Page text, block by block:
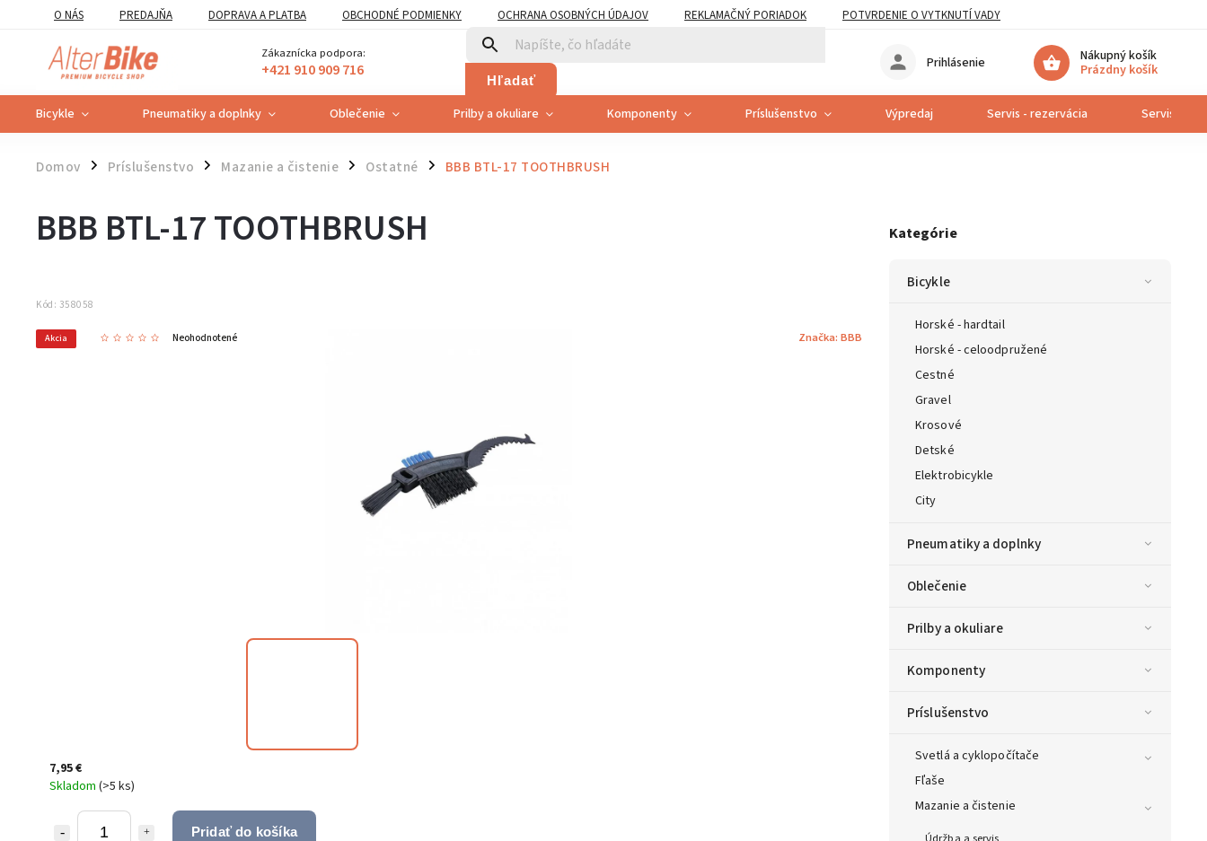
O NÁS PREDAJŇA DOPRAVA A PLATBA OBCHODNÉ PODMIENKY OCHRANA OSOBNÝCH ÚDAJOV REKLAMAČNÝ PORIADOK
POTVRDENIE O VYTKNUTÍ VADY
POUČENIE O UPLATNENÍ PRÁVA SPOTREBITEĽA NA ODSTÚPENIE
Zákaznícka podpora:
+421 910 909 716 Hľadať
Nákupný košík
Prázdny košík
Prihlásenie
Bicykle Pneumatiky a doplnky Oblečenie Prilby a okuliare Komponenty Príslušenstvo Výpredaj Servis - rezervácia Servis
Domov / Príslušenstvo / Mazanie a čistenie / Ostatné / BBB BTL-17 TOOTHBRUSH
Kategórie
Bicykle
Horské - hardtail
Horské - celoodpružené
Cestné
Gravel
Krosové
Detské
Elektrobicykle
City
Pneumatiky a doplnky
Oblečenie
Prilby a okuliare
Komponenty
Príslušenstvo
Svetlá a cyklopočítače
Fľaše
Mazanie a čistenie
BBB BTL-17 TOOTHBRUSH
Kód: 358058
Akcia Neohodnotené Značka: BBB
7,95 €
Skladom (>5 ks)
Pridať do košíka